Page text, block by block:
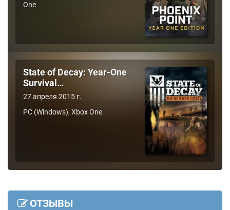
One
State of Decay: Year-One
Survival…
27 апреля 2015 г.
PC (Windows), Xbox One
ОТЗЫВЫ